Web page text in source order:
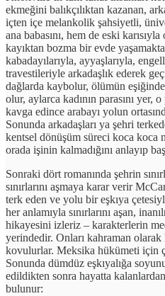
ekmeğini balıkçılıktan kazanan,
içten içe melankolik şahsiyetli,
ana babasını, hem de eski karısıyla
kayıktan bozma bir evde
kabadayılarıyla, ayyaşlarıyla,
travestileriyle arkadaşlık ederek
dağlarda kaybolur, ölümün
olur, aylarca kadının parasını yer,
kavga edince arabayı yolun
Sonunda arkadaşları ya şehri
kentsel dönüşüm süreci koca koca
orada işinin kalmadığını anlayıp
Sonraki dört romanında şehrin
sınırlarını aşmaya karar verir
terk eden ve yolu bir eşkıya
her anlamıyla sınırlarını aşan,
hikayesini izleriz – karakterlerin
yerindedir. Onları kahraman olarak
kovulurlar. Meksika hükümeti için
Sonunda dümdüz eşkıyalığa
edildikten sonra hayatta
bulunur: